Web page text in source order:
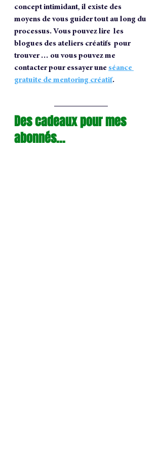
concept intimidant, il existe des
moyens de vous guider tout au long du
processus. Vous pouvez lire  les
blogues des ateliers créatifs  pour
trouver … ou vous pouvez me
contacter pour essayer une séance
gratuite de mentoring créatif.
Des cadeaux pour mes
abonnés...